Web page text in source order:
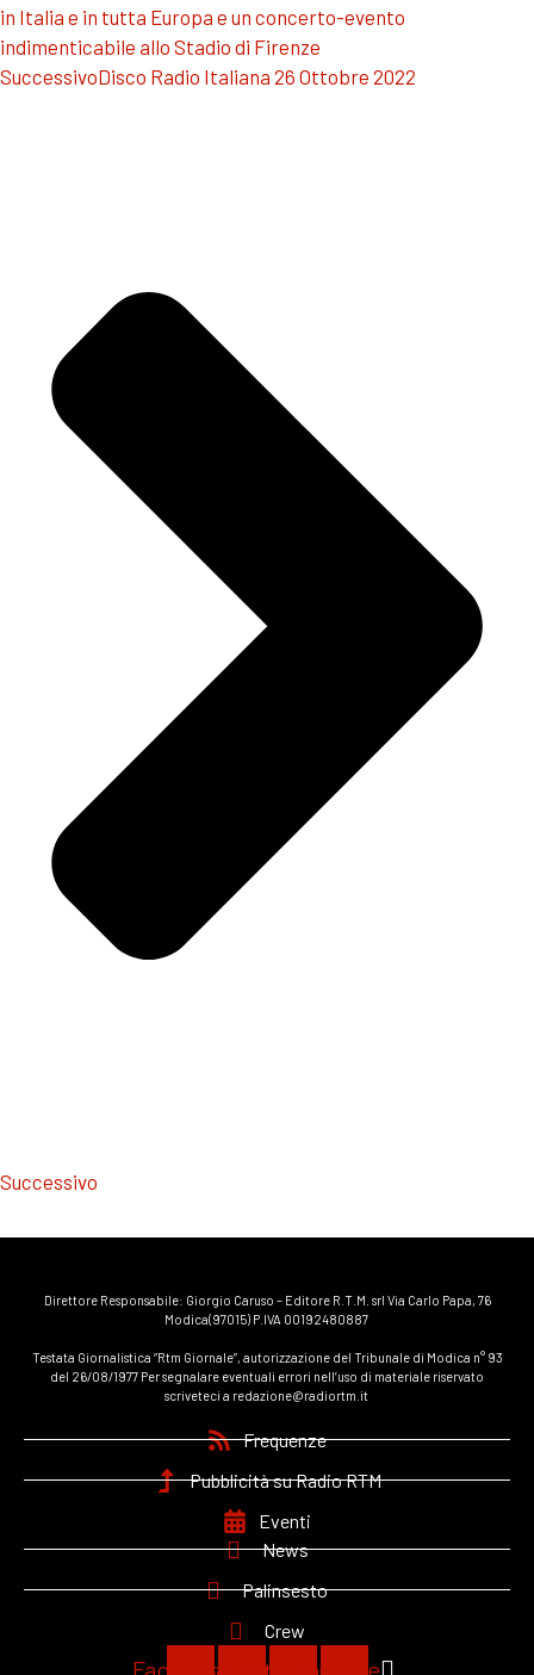
in Italia e in tutta Europa e un concerto-evento
indimenticabile allo Stadio di Firenze
SuccessivoDisco Radio Italiana 26 Ottobre 2022
Successivo
Direttore Responsabile: Giorgio Caruso – Editore R.T.M. srl Via Carlo Papa, 76
Modica(97015) P.IVA 00192480887
Testata Giornalistica “Rtm Giornale”, autorizzazione del Tribunale di Modica n° 93
del 26/08/1977 Per segnalare eventuali errori nell’uso di materiale riservato
scriveteci a redazione@radiortm.it
Frequenze
Pubblicità su Radio RTM
Eventi
News
Palinsesto
Crew
FacebookTwitterInstagramYoutube